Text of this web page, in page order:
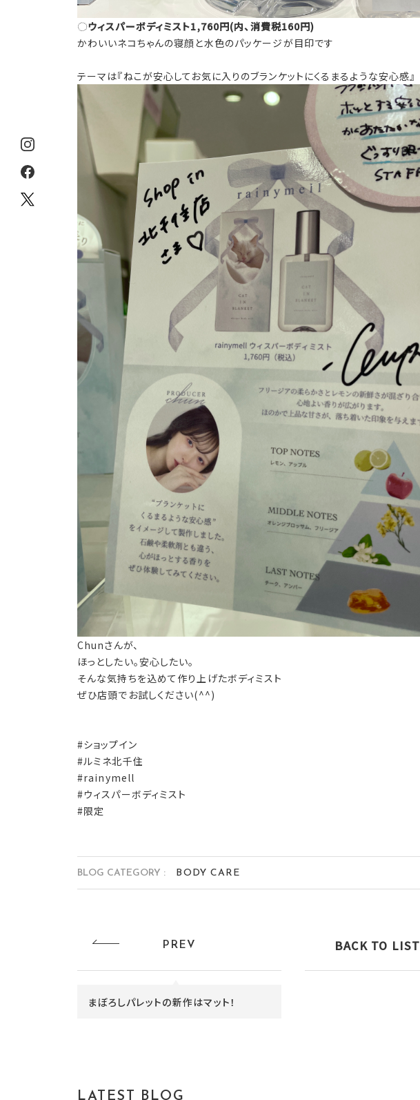
◌ウィスパーボディミスト1,760円(内、消費税160円)
かわいいネコちゃんの寝顔と水色のパッケージが目印です
テーマは『ねこが安心してお気に入りのブランケットにくるまるような安心感』
Chunさんが、
ほっとしたい。安心したい。
そんな気持ちを込めて作り上げたボディミスト
ぜひ店頭でお試しください(^^)
#ショップイン
#ルミネ北千住
#rainymell
#ウィスパーボディミスト
#限定
BLOG CATEGORY : BODY CARE
PREV
まぼろしパレットの新作はマット！
BACK TO LIST
LATEST BLOG